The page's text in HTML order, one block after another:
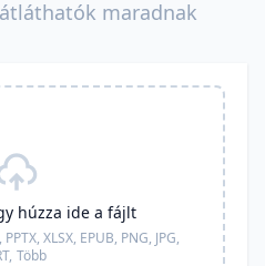
maradnak
húzza ide a fájlt
PPTX, XLSX, EPUB, PNG, JPG,
Több